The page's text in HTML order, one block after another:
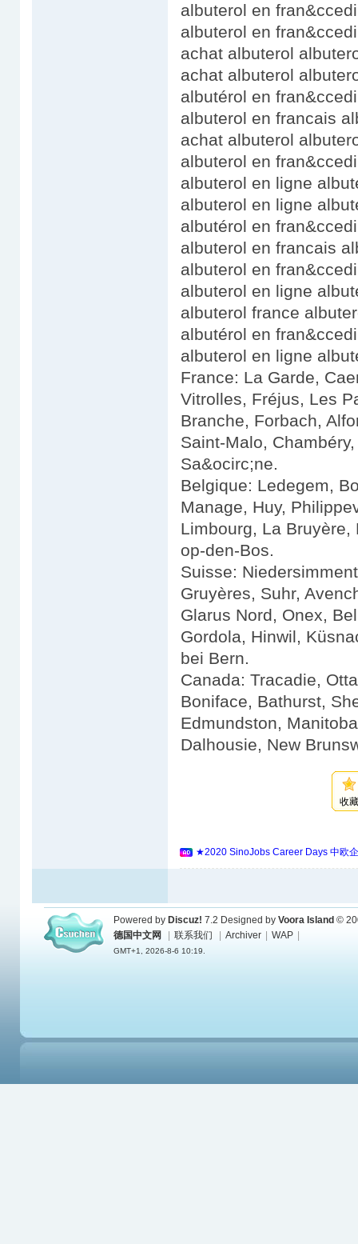
albuterol en
albuterol en
achat albuterol
achat albuterol
albutérol en
albuterol en francais
achat albuterol
albuterol en
albuterol en ligne
albuterol en ligne
albutérol en
albuterol en francais
albuterol en
albuterol en ligne
albuterol france
albutérol en
albuterol en ligne
France: La Garde,
Vitrolles, Fréjus, Les
Branche, Forbach,
Saint-Malo,
Sa&ocirc;ne.
Belgique: Ledegem,
Manage, Huy,
Limbourg, La Bruyère,
op-den-Bos.
Suisse:
Gruyères, Suhr,
Glarus Nord, Onex,
Gordola, Hinwil,
bei Bern.
Canada: Tracadie,
Boniface, Bathurst,
Edmundston,
Dalhousie, New
收
★2020 SinoJobs Career Days 中欧
Powered by Discuz! 7.2 Designed by Voora Island ©
德国中文网
联系我们 Archiver WAP
GMT+1, 2026-8-6 10:19.